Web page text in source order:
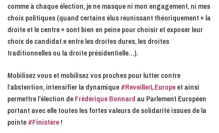
comme à chaque élection, je ne masque ni mon engagement, ni mes
choix politiques (quand certains élus réunissant théoriquement « la
droite et le centre » sont bien en peine pour choisir et exposer leur
choix de candidat.e entre les droites dures, lesdroites
traditionnelles ou la droite présidentielle…).
Mobilisez vous et mobilisez vos proches pour lutter contre
l’abstention, intensifier la dynamique#ReveillerLEuropeet ainsi
permettre l’élection deFrédérique Bonnard au Parlement Européen
portant avec elle toutes les fortes valeurs de solidarité issues de la
pointe#Finistère!